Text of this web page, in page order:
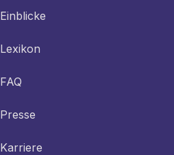
Einblicke
Lexikon
FAQ
Presse
Karriere